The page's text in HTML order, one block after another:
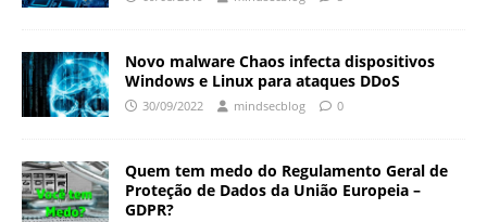
Novo malware Chaos infecta dispositivos
Windows e Linux para ataques DDoS
30/09/2022 mindsecblog 0
Quem tem medo do Regulamento Geral de
Proteção de Dados da União Europeia –
GDPR?